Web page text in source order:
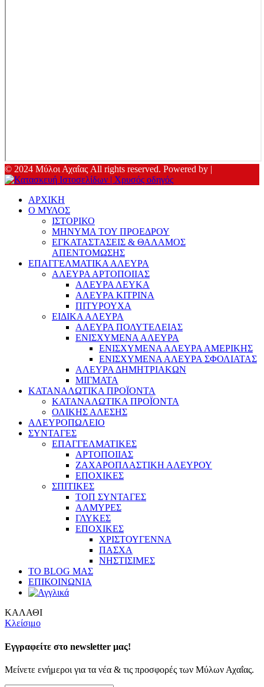
© 2024 Μύλοι Αχαΐας All rights reserved. Powered by |
ΑΡΧΙΚΗ
Ο ΜΥΛΟΣ
ΙΣΤΟΡΙΚΟ
ΜΗΝΥΜΑ ΤΟΥ ΠΡΟΕΔΡΟΥ
ΕΓΚΑΤΑΣΤΑΣΕΙΣ & ΘΑΛΑΜΟΣ
ΑΠΕΝΤΟΜΩΣΗΣ
ΕΠΑΓΓΕΛΜΑΤΙΚΑ ΑΛΕΥΡΑ
ΑΛΕΥΡΑ ΑΡΤΟΠΟΙΙΑΣ
ΑΛΕΥΡΑ ΛΕΥΚΑ
ΑΛΕΥΡΑ ΚΙΤΡΙΝΑ
ΠΙΤΥΡΟΥΧΑ
ΕΙΔΙΚΑ ΑΛΕΥΡΑ
ΑΛΕΥΡΑ ΠΟΛΥΤΕΛΕΙΑΣ
ΕΝΙΣΧΥΜΕΝΑ ΑΛΕΥΡΑ
ΕΝΙΣΧΥΜΕΝΑ ΑΛΕΥΡΑ ΑΜΕΡΙΚΗΣ
ΕΝΙΣΧΥΜΕΝΑ ΑΛΕΥΡΑ ΣΦΟΛΙΑΤΑΣ
ΑΛΕΥΡΑ ΔΗΜΗΤΡΙΑΚΩΝ
ΜΙΓΜΑΤΑ
ΚΑΤΑΝΑΛΩΤΙΚΑ ΠΡΟΪΟΝΤΑ
ΚΑΤΑΝΑΛΩΤΙΚΑ ΠΡΟΪΟΝΤΑ
ΟΛΙΚΗΣ ΑΛΕΣΗΣ
ΑΛΕΥΡΟΠΩΛΕΙΟ
ΣΥΝΤΑΓΕΣ
ΕΠΑΓΓΕΛΜΑΤΙΚΕΣ
ΑΡΤΟΠΟΙΙΑΣ
ΖΑΧΑΡΟΠΛΑΣΤΙΚΗ ΑΛΕΥΡΟΥ
ΕΠΟΧΙΚΕΣ
ΣΠΙΤΙΚΕΣ
ΤΟΠ ΣΥΝΤΑΓΕΣ
ΑΛΜΥΡΕΣ
ΓΛΥΚΕΣ
ΕΠΟΧΙΚΕΣ
ΧΡΙΣΤΟΥΓΕΝΝΑ
ΠΑΣΧΑ
ΝΗΣΤΙΣΙΜΕΣ
ΤΟ BLOG ΜΑΣ
ΕΠΙΚΟΙΝΩΝΙΑ
ΚΑΛΑΘΙ
Κλείσιμο
Εγγραφείτε στο newsletter μας!
Μείνετε ενήμεροι για τα νέα & τις προσφορές των Μύλων Αχαΐας.